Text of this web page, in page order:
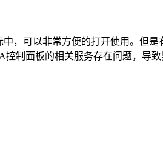
，可以非常方便的打开使用。但
制面板的相关服务存在问题，导